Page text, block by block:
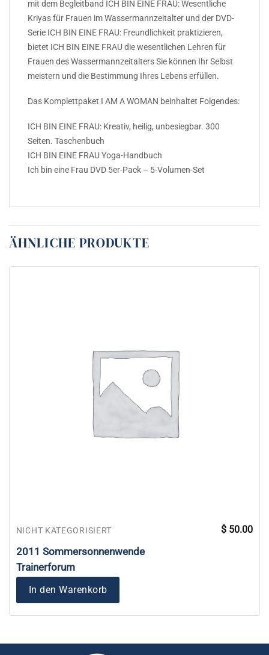
mit dem Begleitband ICH BIN EINE FRAU: Wesentliche
Kriyas für Frauen im Wassermannzeitalter und der DVD-
Serie ICH BIN EINE FRAU: Freundlichkeit praktizieren,
bietet ICH BIN EINE FRAU die wesentlichen Lehren für
Frauen des Wassermannzeitalters Sie können Ihr Selbst
meistern und die Bestimmung Ihres Lebens erfüllen.
Das Komplettpaket I AM A WOMAN beinhaltet Folgendes:
ICH BIN EINE FRAU: Kreativ, heilig, unbesiegbar. 300
Seiten. Taschenbuch
ICH BIN EINE FRAU Yoga-Handbuch
Ich bin eine Frau DVD 5er-Pack – 5-Volumen-Set
ÄHNLICHE PRODUKTE
NICHT KATEGORISIERT
2011 Sommersonnenwende
Trainerforum
$ 50.00
In den Warenkorb